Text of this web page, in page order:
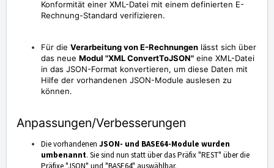
Konformität einer XML-Datei mit einem definierten E-
Rechnung-Standard verifizieren.
Für die Verarbeitung von E-Rechnungen lässt sich über
das neue Modul "XML ConvertToJSON" eine XML-Datei
in das JSON-Format konvertieren, um diese Daten mit
Hilfe der vorhandenen JSON-Module auslesen zu
können.
Anpassungen/Verbesserungen
Die vorhandenen JSON- und BASE64-Module wurden
umbenannt. Sie sind nun statt über das Präfix "REST" über die